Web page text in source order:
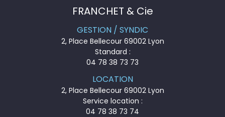
FRANCHET & Cie
GESTION / SYNDIC
2, Place Bellecour 69002 Lyon
Standard :
04 78 38 73 73
LOCATION
2, Place Bellecour 69002 Lyon
Service location :
04 78 38 73 74